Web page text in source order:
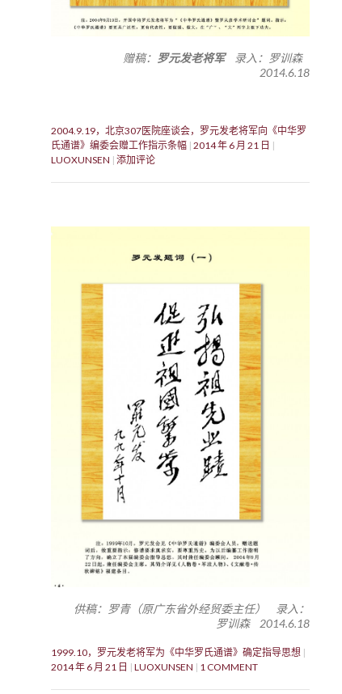
赠稿： 罗元发老将军录入：罗训森
2014.6.18
2004.9.19，北京307医院座谈会，罗元发老将军向《中华罗
氏通谱》编委会赠工作指示条幅 2014 年 6 月 21 日
LUOXUNSEN 添加评论
供稿：罗青（原广东省外经贸委主任） 录入：
罗训森 2014.6.18
1999.10，罗元发老将军为《中华罗氏通谱》确定指导思想
2014 年 6 月 21 日
LUOXUNSEN 1 COMMENT